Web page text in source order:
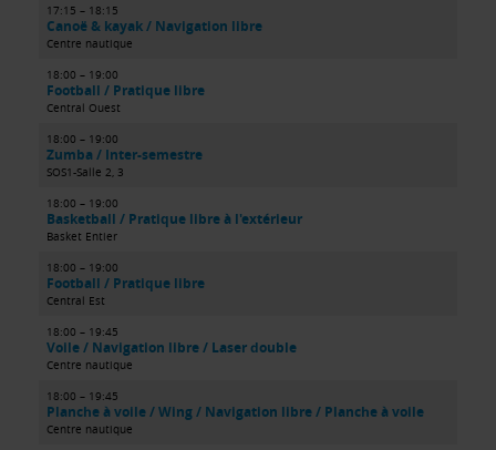
17:15 – 18:15
Canoë & kayak / Navigation libre
Centre nautique
18:00 – 19:00
Football / Pratique libre
Central Ouest
18:00 – 19:00
Zumba / Inter-semestre
SOS1-Salle 2, 3
18:00 – 19:00
Basketball / Pratique libre à l'extérieur
Basket Entier
18:00 – 19:00
Football / Pratique libre
Central Est
18:00 – 19:45
Voile / Navigation libre / Laser double
Centre nautique
18:00 – 19:45
Planche à voile / Wing / Navigation libre / Planche à voile
Centre nautique